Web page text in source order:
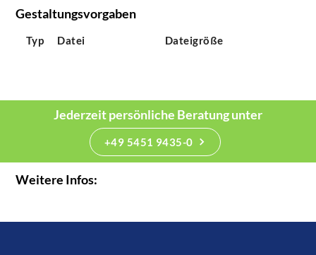
Gestaltungsvorgaben
Typ Datei Dateigröße
Jederzeit persönliche Beratung unter
+49 5451 9435-0
Weitere Infos: